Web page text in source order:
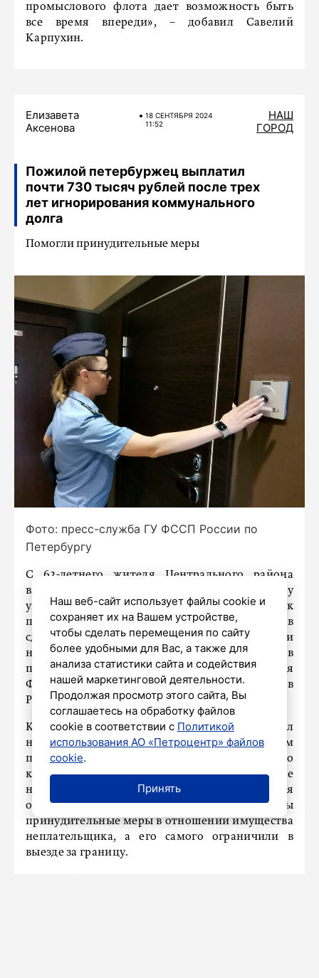
промыслового флота дает возможность быть
все время впереди», – добавил Савелий
Карпухин.
Елизавета
Аксенова
18 СЕНТЯБРЯ 2024
11:52
НАШ
ГОРОД
Пожилой петербуржец выплатил
почти 730 тысяч рублей после трех
лет игнорирования коммунального
долга
Помогли принудительные меры
Фото: пресс-служба ГУ ФССП России по
Петербургу
С 62-летнего жителя Центрального района
взыскали почти 730 тысяч рублей в пользу
управляющей компании: собственник
помещения площадью 100 квадратных метров
сдавал его в аренду, но за коммунальные услуги
не платил более трёх лет, сообщили сегодня в
пресс-службе Главного управления
Федеральной службы судебных приставов
России по Петербургу.
Как стало известно, петербуржец сдавал
нежилое помещение на Большеохтинском
проспекте в аренду медицинской клинике, но
контролировать оплату коммунальных услуг не
намеревался. Когда добровольный срок для
оплаты подошёл к концу, были применены
принудительные меры в отношении имущества
неплательщика, а его самого ограничили в
выезде за границу.
Наш веб-сайт использует файлы cookie и
сохраняет их на Вашем устройстве,
чтобы сделать перемещения по сайту
более удобными для Вас, а также для
анализа статистики сайта и содействия
нашей маркетинговой деятельности.
Продолжая просмотр этого сайта, Вы
соглашаетесь на обработку файлов
cookie в соответствии с Политикой
использования АО «Петроцентр» файлов
cookie.
Принять